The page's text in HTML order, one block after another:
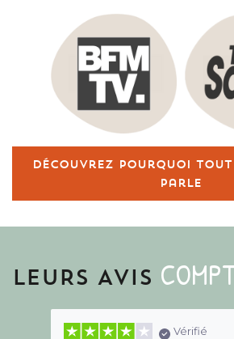
Découvrez pourquoi tout
parle
LEURS AVIS
Vérifié